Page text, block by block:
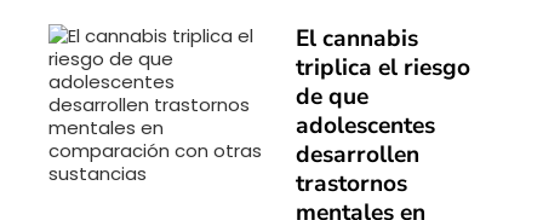
El cannabis
triplica el riesgo
de que
adolescentes
desarrollen
trastornos
mentales en